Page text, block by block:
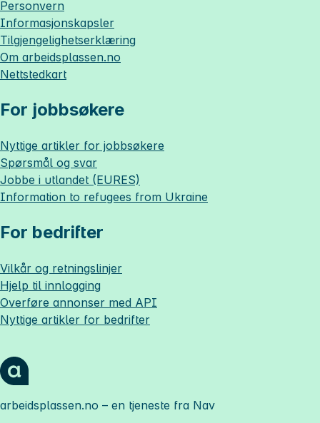
Personvern
Informasjonskapsler
Tilgjengelighetserklæring
Om arbeidsplassen.no
Nettstedkart
For jobbsøkere
Nyttige artikler for jobbsøkere
Spørsmål og svar
Jobbe i utlandet (EURES)
Information to refugees from Ukraine
For bedrifter
Vilkår og retningslinjer
Hjelp til innlogging
Overføre annonser med API
Nyttige artikler for bedrifter
arbeidsplassen.no – en tjeneste fra Nav